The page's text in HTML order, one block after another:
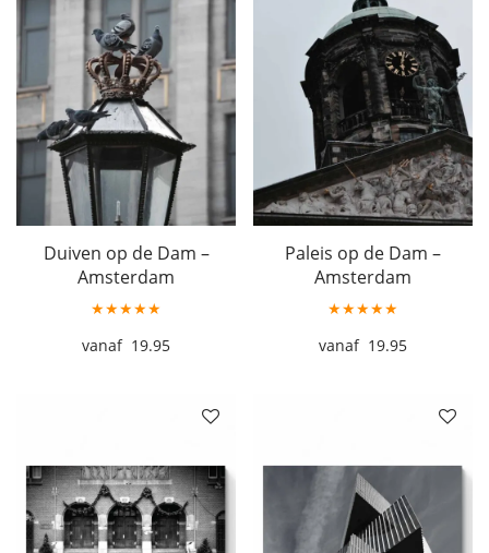
Duiven op de Dam –
Amsterdam
★★★★★
19.95
Paleis op de Dam –
Amsterdam
★★★★★
19.95